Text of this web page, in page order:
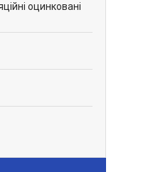
оцинковані